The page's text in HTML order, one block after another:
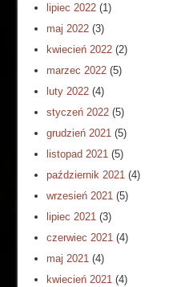
lipiec 2022 (1)
maj 2022 (3)
kwiecień 2022 (2)
marzec 2022 (5)
luty 2022 (4)
styczeń 2022 (5)
grudzień 2021 (5)
listopad 2021 (5)
październik 2021 (4)
wrzesień 2021 (5)
lipiec 2021 (3)
czerwiec 2021 (4)
maj 2021 (4)
kwiecień 2021 (4)